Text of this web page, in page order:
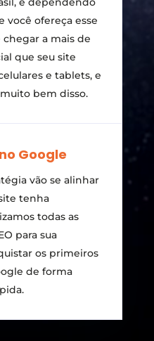
você ofereça esse
a mais de
que seu site
e tablets, e
bem disso.
Google
vão se alinhar
tenha
todas as
para sua
os primeiros
de forma